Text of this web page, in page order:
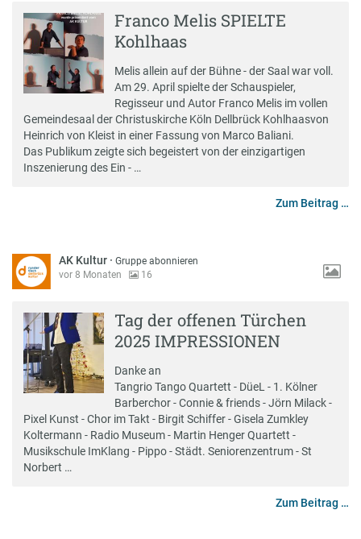
Franco Melis SPIELTE
Kohlhaas
Melis allein auf der Bühne - der Saal war voll.
Am 29. April spielte der Schauspieler,
Regisseur und Autor Franco Melis im vollen
Gemeindesaal der Christuskirche Köln Dellbrück Kohlhaasvon
Heinrich von Kleist in einer Fassung von Marco Baliani.
Das Publikum zeigte sich begeistert von der einzigartigen
Inszenierung des Ein - …
Zum Beitrag …
AK Kultur ·Gruppe abonnieren
vor 8 Monaten
16
Tag der offenen Türchen
2025 IMPRESSIONEN
Danke an
Tangrio Tango Quartett - DüeL - 1. Kölner
Barberchor - Connie & friends - Jörn Milack -
Pixel Kunst - Chor im Takt - Birgit Schiffer - Gisela Zumkley
Koltermann - Radio Museum - Martin Henger Quartett -
Musikschule ImKlang - Pippo - Städt. Seniorenzentrum - St
Norbert …
Zum Beitrag …